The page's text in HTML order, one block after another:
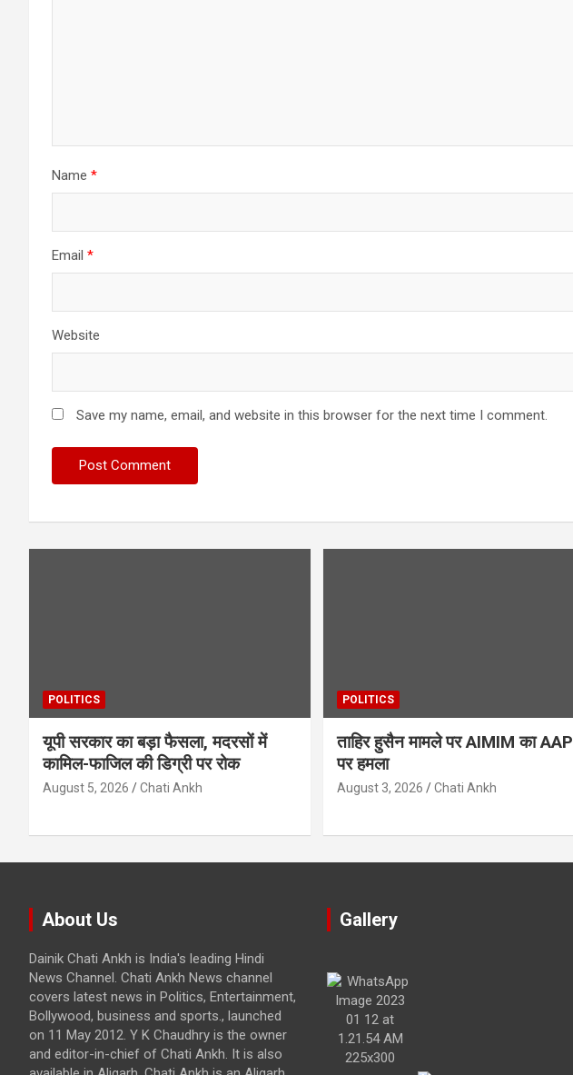
Name *
Email *
Website
Save my name, email, and website in this browser for the next time I comment.
POLITICS
यूपी सरकार का बड़ा फैसला, मदरसों में
कामिल-फाजिल की डिग्री पर रोक
August 5, 2026 Chati Ankh
POLITICS
ताहिर हुसैन मामले पर AIMIM का AAP
पर हमला
August 3, 2026 Chati Ankh
About Us
Dainik Chati Ankh is India's leading Hindi
News Channel. Chati Ankh News channel
covers latest news in Politics, Entertainment,
Bollywood, business and sports., launched
on 11 May 2012. Y K Chaudhry is the owner
and editor-in-chief of Chati Ankh. It is also
Gallery